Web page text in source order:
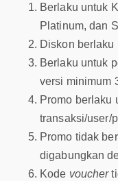
Berlaku untuk
Platinum, dan
Diskon berlaku
Berlaku untuk
versi minimum
Promo berlaku
transaksi/user/
Promo tidak
digabungkan
Kode voucher